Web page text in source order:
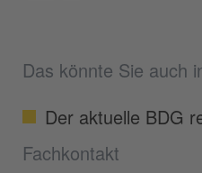
Das könnte Sie auch
Der aktuelle BDG
Fachkontakt